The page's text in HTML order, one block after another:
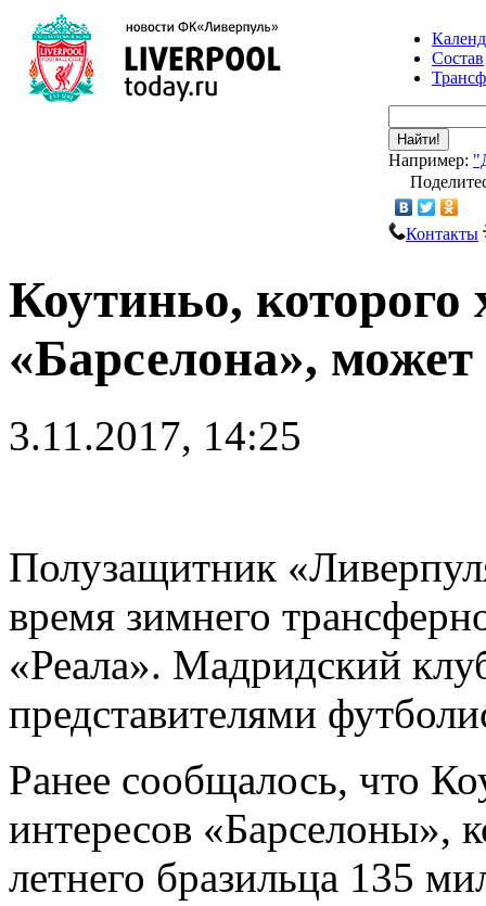
Состав
Найти!
Например:
Контакты
Коутиньо, которого
«Барселона»,
3.11.2017, 14:25
Полузащитник
время зимнего
«Реала». Мадридский
представителями
Ранее сообщалось, что
интересов «Барселоны»,
летнего бразильца 135